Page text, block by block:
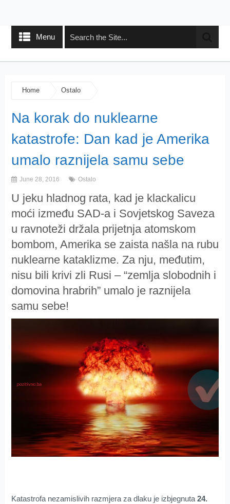
Menu
Home Ostalo
Na korak do nuklearne
katastrofe: Dan kad je Amerika
umalo raznijela samu sebe
June 28, 2016 Ostalo
U jeku hladnog rata, kad je klackalicu
moći između SAD-a i Sovjetskog Saveza
u ravnoteži držala prijetnja atomskom
bombom, Amerika se zaista našla na rubu
nuklearne kataklizme. Za nju, međutim,
nisu bili krivi zli Rusi – “zemlja slobodnih i
domovina hrabrih” umalo je raznijela
samu sebe!
Katastrofa nezamislivih razmjera za dlaku je izbjegnuta24.